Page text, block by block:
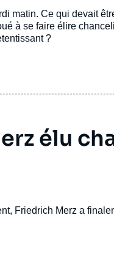
matin. Ce qui devait
à se faire élire
?
élu
Friedrich Merz a